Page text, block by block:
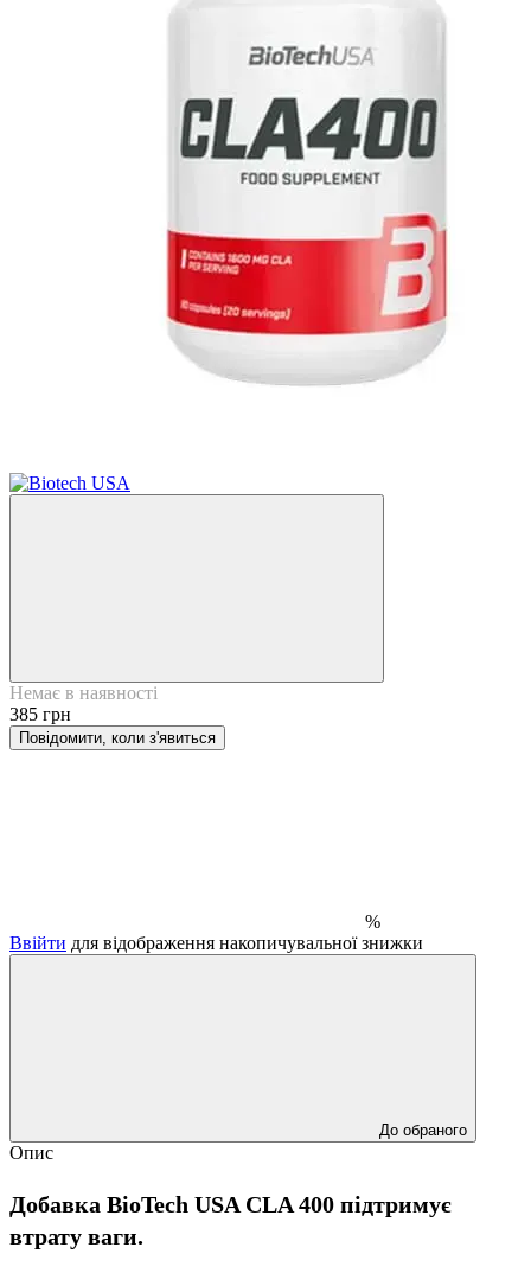
Немає в наявності
385 грн
Повідомити, коли з'явиться
%
Ввійти для відображення накопичувальної знижки
До обраного
Опис
Добавка BioTech USA CLA 400 підтримує
втрату ваги.